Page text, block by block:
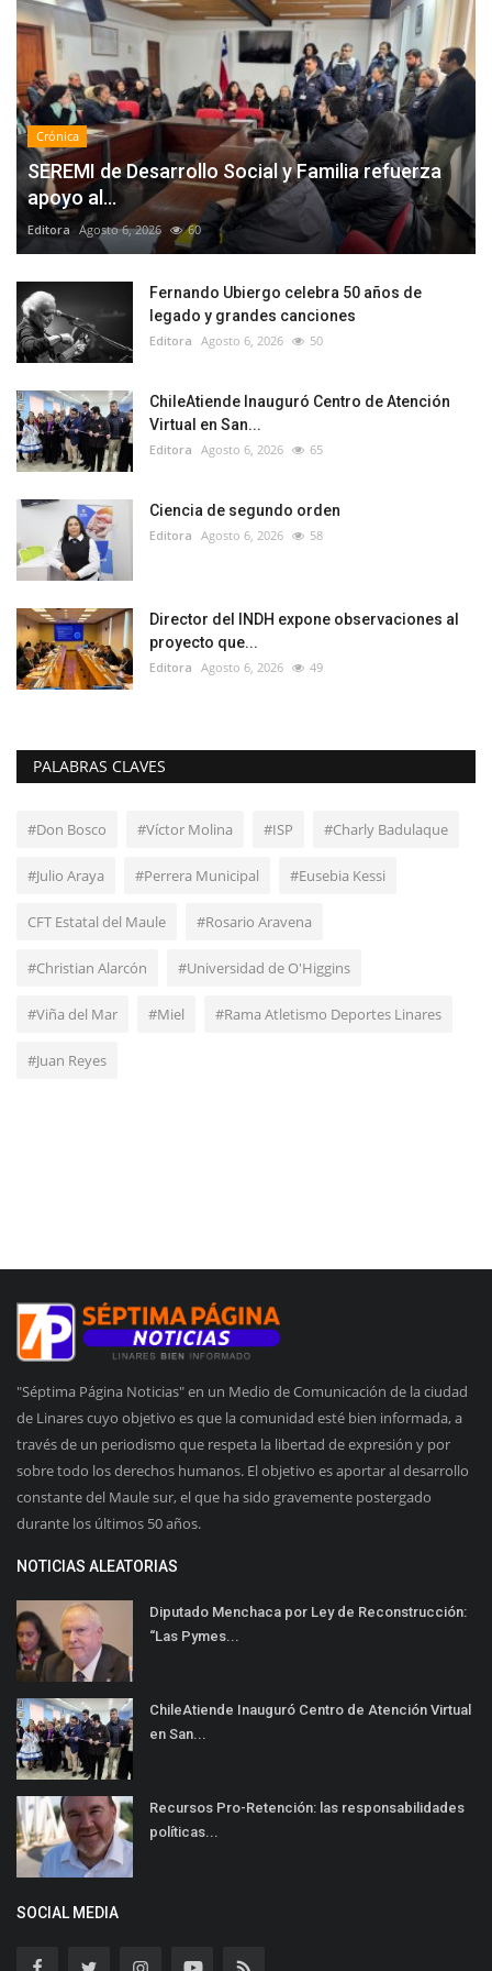
Crónica
SEREMI de Desarrollo Social y Familia refuerza
apoyo al...
Editora Agosto 6, 2026 60
Fernando Ubiergo celebra 50 años de
legado y grandes canciones
Editora Agosto 6, 2026 50
ChileAtiende Inauguró Centro de Atención
Virtual en San...
Editora Agosto 6, 2026 65
Ciencia de segundo orden
Editora Agosto 6, 2026 58
Director del INDH expone observaciones al
proyecto que...
Editora Agosto 6, 2026 49
PALABRAS CLAVES
#Don Bosco #Víctor Molina #ISP #Charly Badulaque
#Julio Araya #Perrera Municipal #Eusebia Kessi
CFT Estatal del Maule #Rosario Aravena
#Christian Alarcón #Universidad de O'Higgins
#Viña del Mar #Miel #Rama Atletismo Deportes Linares
#Juan Reyes
"Séptima Página Noticias" en un Medio de Comunicación de la ciudad
de Linares cuyo objetivo es que la comunidad esté bien informada, a
través de un periodismo que respeta la libertad de expresión y por
sobre todo los derechos humanos. El objetivo es aportar al desarrollo
constante del Maule sur, el que ha sido gravemente postergado
durante los últimos 50 años.
NOTICIAS ALEATORIAS
Diputado Menchaca por Ley de Reconstrucción:
“Las Pymes...
ChileAtiende Inauguró Centro de Atención Virtual
en San...
Recursos Pro-Retención: las responsabilidades
políticas...
SOCIAL MEDIA